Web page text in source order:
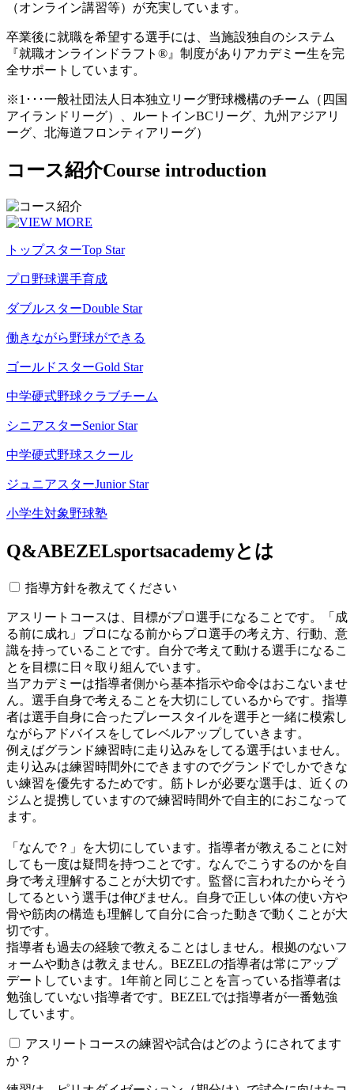
（オンライン講習等）が充実しています。
卒業後に就職を希望する選手には、当施設独自のシステム
『就職オンラインドラフト®』制度がありアカデミー生を完
全サポートしています。
※1･･･一般社団法人日本独立リーグ野球機構のチーム（四国
アイランドリーグ）、ルートインBCリーグ、九州アジアリ
ーグ、北海道フロンティアリーグ）
コース紹介Course introduction
トップスターTop Star
プロ野球選手育成
ダブルスターDouble Star
働きながら野球ができる
ゴールドスターGold Star
中学硬式野球クラブチーム
シニアスターSenior Star
中学硬式野球スクール
ジュニアスターJunior Star
小学生対象野球塾
Q&ABEZELsportsacademyとは
指導方針を教えてください
アスリートコースは、目標がプロ選手になることです。「成
る前に成れ」プロになる前からプロ選手の考え方、行動、意
識を持っていることです。自分で考えて動ける選手になるこ
とを目標に日々取り組んでいます。
当アカデミーは指導者側から基本指示や命令はおこないませ
ん。選手自身で考えることを大切にしているからです。指導
者は選手自身に合ったプレースタイルを選手と一緒に模索し
ながらアドバイスをしてレベルアップしていきます。
例えばグランド練習時に走り込みをしてる選手はいません。
走り込みは練習時間外にできますのでグランドでしかできな
い練習を優先するためです。筋トレが必要な選手は、近くの
ジムと提携していますので練習時間外で自主的におこなって
ます。
「なんで？」を大切にしています。指導者が教えることに対
しても一度は疑問を持つことです。なんでこうするのかを自
身で考え理解することが大切です。監督に言われたからそう
してるという選手は伸びません。自身で正しい体の使い方や
骨や筋肉の構造も理解して自分に合った動きで動くことが大
切です。
指導者も過去の経験で教えることはしません。根拠のないフ
ォームや動きは教えません。BEZELの指導者は常にアップ
デートしています。1年前と同じことを言っている指導者は
勉強していない指導者です。BEZELでは指導者が一番勉強
しています。
アスリートコースの練習や試合はどのようにされてます
か？